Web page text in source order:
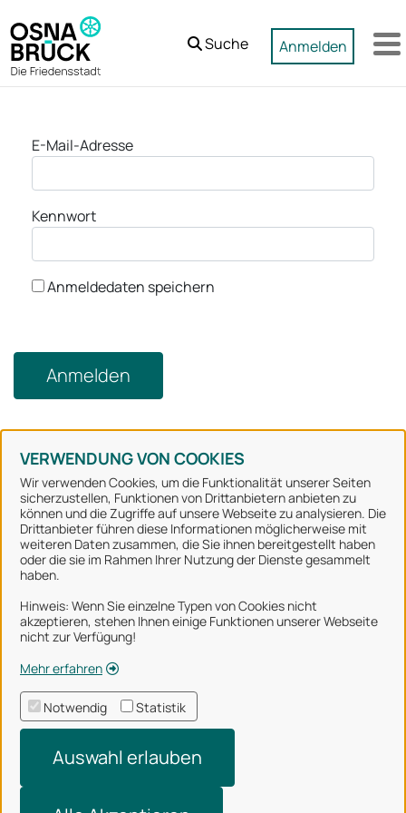
Zum Hauptinhalt springen
VERWENDUNG VON COOKIES
Wir verwenden Cookies, um die Funktionalität unserer Seiten
sicherzustellen, Funktionen von Drittanbietern anbieten zu
können und die Zugriffe auf unsere Webseite zu analysieren. Die
Drittanbieter führen diese Informationen möglicherweise mit
weiteren Daten zusammen, die Sie ihnen bereitgestellt haben
oder die sie im Rahmen Ihrer Nutzung der Dienste gesammelt
haben.
Hinweis: Wenn Sie einzelne Typen von Cookies nicht
akzeptieren, stehen Ihnen einige Funktionen unserer Webseite
nicht zur Verfügung!
Mehr erfahren
Notwendig Statistik
Auswahl erlauben
Suche Anmelden
Anmeldung
E-Mail-Adresse
Kennwort
Anmeldedaten speichern
Anmelden
Stadt Osnabrück
Alle Rechte vorbehalten
Über uns
Impressum
Datenschutzerklärung